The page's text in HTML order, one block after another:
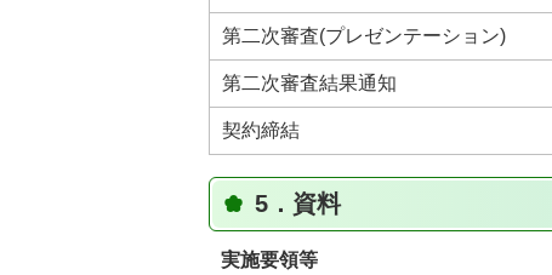
第二次審査(プレゼンテーション)
第二次審査結果通知
契約締結
5．資料
実施要領等